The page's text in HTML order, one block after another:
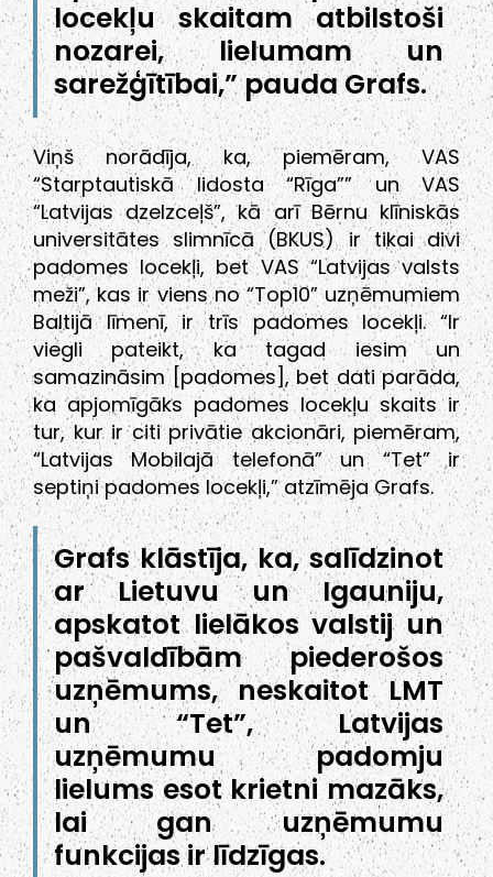
locekļu skaitam atbilstoši
nozarei, lielumam un
sarežģītībai,” pauda Grafs.
Viņš norādīja, ka, piemēram, VAS
“Starptautiskā lidosta “Rīga”” un VAS
“Latvijas dzelzceļš”, kā arī Bērnu klīniskās
universitātes slimnīcā (BKUS) ir tikai divi
padomes locekļi, bet VAS “Latvijas valsts
meži”, kas ir viens no “Top10” uzņēmumiem
Baltijā līmenī, ir trīs padomes locekļi. “Ir
viegli pateikt, ka tagad iesim un
samazināsim [padomes], bet dati parāda,
ka apjomīgāks padomes locekļu skaits ir
tur, kur ir citi privātie akcionāri, piemēram,
“Latvijas Mobilajā telefonā” un “Tet” ir
septiņi padomes locekļi,” atzīmēja Grafs.
Grafs klāstīja, ka, salīdzinot
ar Lietuvu un Igauniju,
apskatot lielākos valstij un
pašvaldībām piederošos
uzņēmums, neskaitot LMT
un “Tet”, Latvijas
uzņēmumu padomju
lielums esot krietni mazāks,
lai gan uzņēmumu
funkcijas ir līdzīgas.